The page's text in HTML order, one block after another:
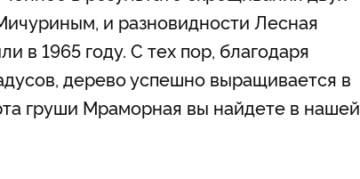
и разновидности Лесная
в 1965 году. С тех пор, благодаря
дерево успешно выращивается в
груши Мраморная вы найдете в нашей